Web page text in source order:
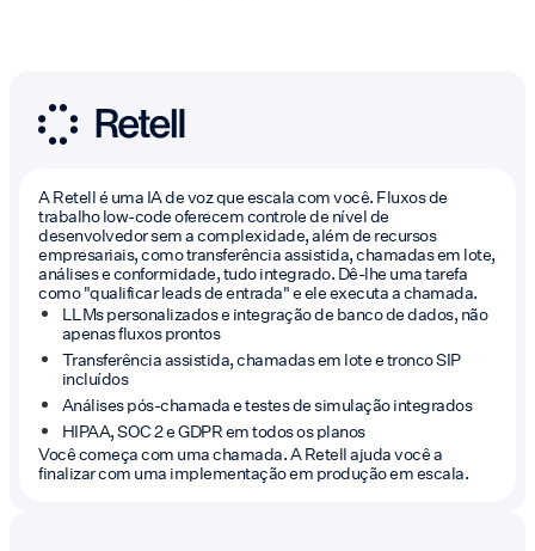
A Retell é uma IA de voz que escala com você. Fluxos de
trabalho low-code oferecem controle de nível de
desenvolvedor sem a complexidade, além de recursos
empresariais, como transferência assistida, chamadas em lote,
análises e conformidade, tudo integrado. Dê-lhe uma tarefa
como "qualificar leads de entrada" e ele executa a chamada.
LLMs personalizados e integração de banco de dados, não
apenas fluxos prontos
Transferência assistida, chamadas em lote e tronco SIP
incluídos
Análises pós-chamada e testes de simulação integrados
HIPAA, SOC 2 e GDPR em todos os planos
Você começa com uma chamada. A Retell ajuda você a
finalizar com uma implementação em produção em escala.